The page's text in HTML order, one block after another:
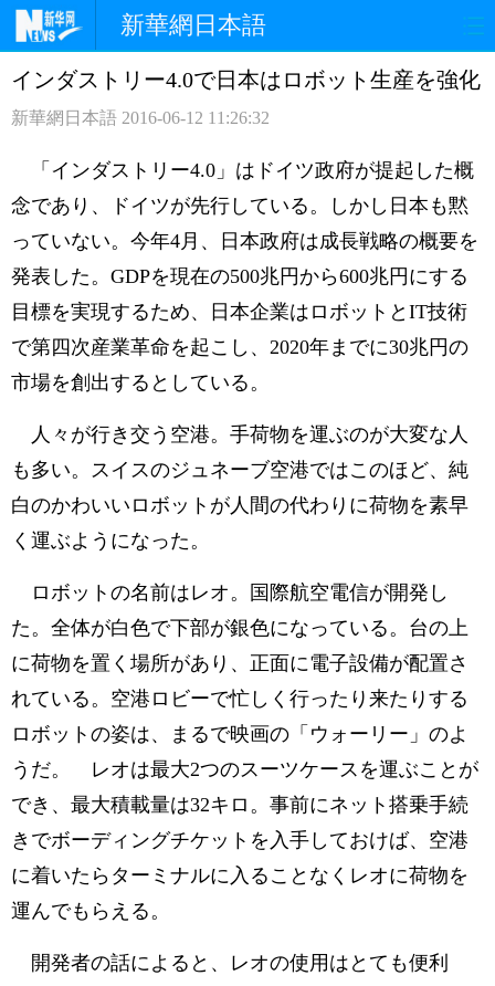
新華網日本語
ホームページ 政治 経済
観光 評論 写真
中日対訳
インダストリー4.0で日本はロボット生産を強化
新華網日本語 2016-06-12 11:26:32
「インダストリー4.0」はドイツ政府が提起した概
念であり、ドイツが先行している。しかし日本も黙
っていない。今年4月、日本政府は成長戦略の概要を
発表した。GDPを現在の500兆円から600兆円にする
目標を実現するため、日本企業はロボットとIT技術
で第四次産業革命を起こし、2020年までに30兆円の
市場を創出するとしている。
人々が行き交う空港。手荷物を運ぶのが大変な人
も多い。スイスのジュネーブ空港ではこのほど、純
白のかわいいロボットが人間の代わりに荷物を素早
く運ぶようになった。
ロボットの名前はレオ。国際航空電信が開発し
た。全体が白色で下部が銀色になっている。台の上
に荷物を置く場所があり、正面に電子設備が配置さ
れている。空港ロビーで忙しく行ったり来たりする
ロボットの姿は、まるで映画の「ウォーリー」のよ
うだ。 レオは最大2つのスーツケースを運ぶことが
でき、最大積載量は32キロ。事前にネット搭乗手続
きでボーディングチケットを入手しておけば、空港
に着いたらターミナルに入ることなくレオに荷物を
運んでもらえる。
開発者の話によると、レオの使用はとても便利